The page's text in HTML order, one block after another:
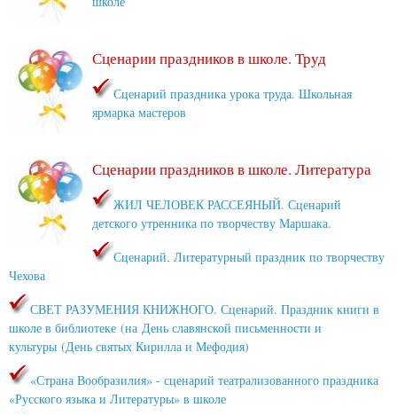
Сценарии праздников в школе. Труд
Сценарий праздника урока труда. Школьная
ярмарка мастеров
Сценарии праздников в школе. Литература
ЖИЛ ЧЕЛОВЕК РАССЕЯНЫЙ. Сценарий
детского утренника по творчеству Маршака.
Сценарий. Литературный праздник по творчеству
Чехова
СВЕТ РАЗУМЕНИЯ КНИЖНОГО. Сценарий. Праздник книги в
школе в библиотеке (на День славянской письменности и
культуры (День святых Кирилла и Мефодия)
«Страна Вообразилия» - сценарий театрализованного праздника
«Русского языка и Литературы» в школе